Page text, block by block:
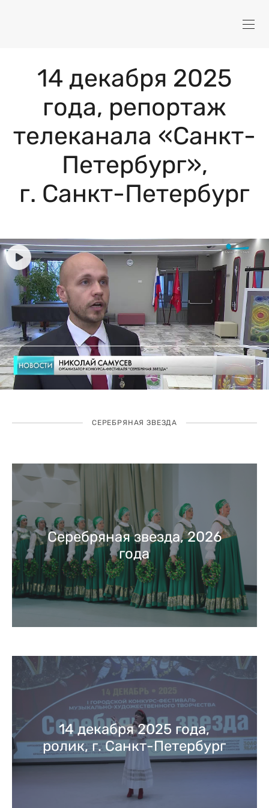
14 декабря 2025
года, репортаж
телеканала «Санкт-
Петербург»,
г. Санкт-Петербург
СЕРЕБРЯНАЯ ЗВЕЗДА
Серебряная звезда, 2026
года
14 декабря 2025 года,
ролик, г. Санкт-Петербург